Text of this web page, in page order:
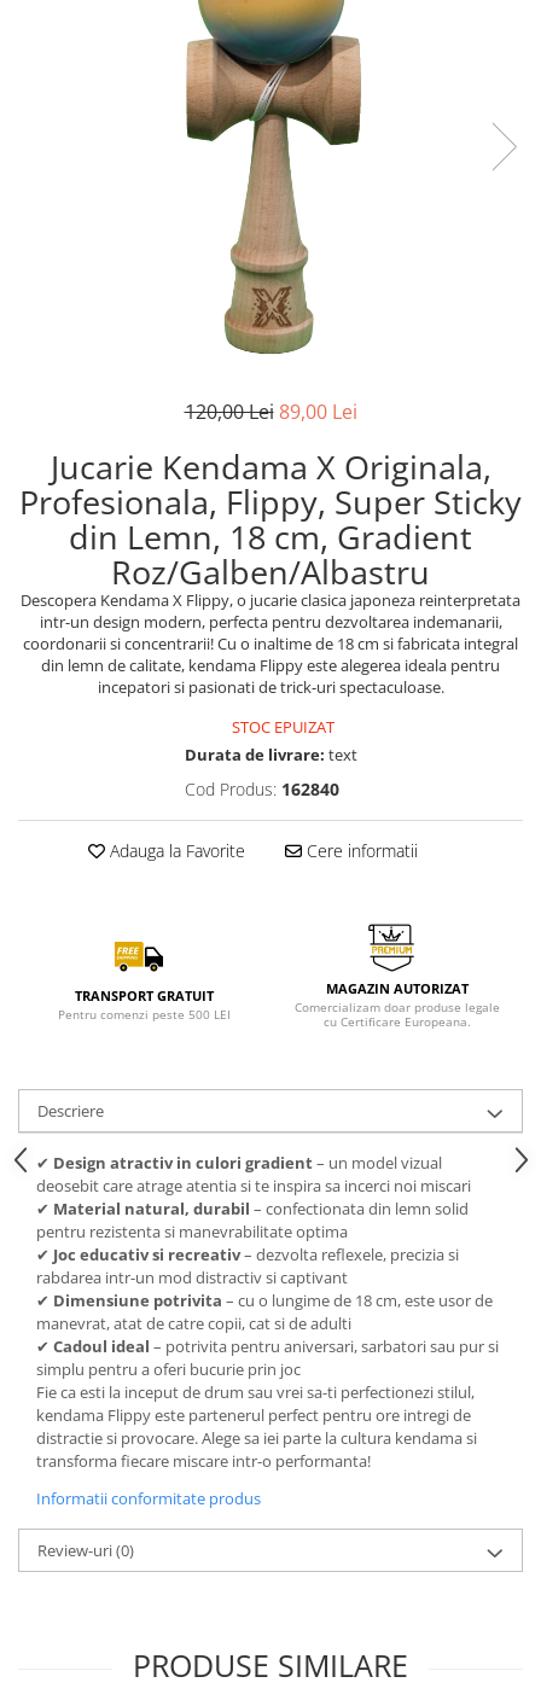
120,00 Lei 89,00 Lei
Jucarie Kendama X Originala,
Profesionala, Flippy, Super Sticky
din Lemn, 18 cm, Gradient
Roz/Galben/Albastru
Descopera Kendama X Flippy, o jucarie clasica japoneza reinterpretata
intr-un design modern, perfecta pentru dezvoltarea indemanarii,
coordonarii si concentrarii! Cu o inaltime de 18 cm si fabricata integral
din lemn de calitate, kendama Flippy este alegerea ideala pentru
incepatori si pasionati de trick-uri spectaculoase.
STOC EPUIZAT
Durata de livrare: text
Cod Produs: 162840
Adauga la Favorite Cere informatii
TRANSPORT GRATUIT
Pentru comenzi peste 500 LEI
MAGAZIN AUTORIZAT
Comercializam doar produse legale
cu Certificare Europeana.
Descriere
✔ Design atractiv in culori gradient– un model vizual
deosebit care atrage atentia si te inspira sa incerci noi miscari
✔ Material natural, durabil – confectionata din lemn solid
pentru rezistenta si manevrabilitate optima
✔ Joc educativ si recreativ– dezvolta reflexele, precizia si
rabdarea intr-un mod distractiv si captivant
✔ Dimensiune potrivita – cu o lungime de 18 cm, este usor de
manevrat, atat de catre copii, cat si de adulti
✔ Cadoul ideal – potrivita pentru aniversari, sarbatori sau pur si
simplu pentru a oferi bucurie prin joc
Fie ca esti la inceput de drum sau vrei sa-ti perfectionezi stilul,
kendama Flippy este partenerul perfect pentru ore intregi de
distractie si provocare. Alege sa iei parte la cultura kendama si
transforma fiecare miscare intr-o performanta!
Informatii conformitate produs
Review-uri(0)
PRODUSE SIMILARE